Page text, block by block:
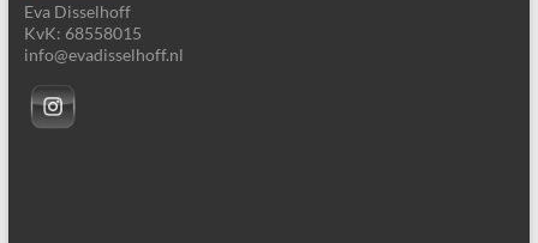
Eva Disselhoff
KvK: 68558015
info@evadisselhoff.nl